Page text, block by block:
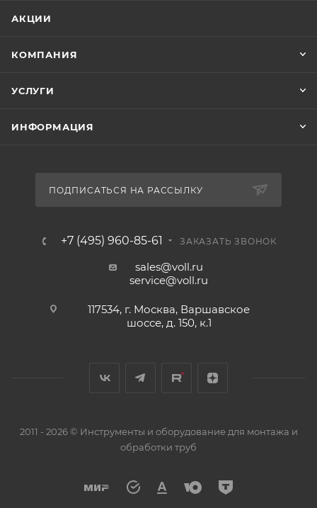
АКЦИИ
КОМПАНИЯ
УСЛУГИ
ИНФОРМАЦИЯ
ПОДПИСАТЬСЯ НА РАССЫЛКУ
+7 (495) 960-85-61 ЗАКАЗАТЬ ЗВОНОК
sales@voll.ru
service@voll.ru
117534, г. Москва, Варшавское
шоссе, д. 150, к.1
2011 - 2026 © Инструменты и оборудование для монтажа и
обработки труб